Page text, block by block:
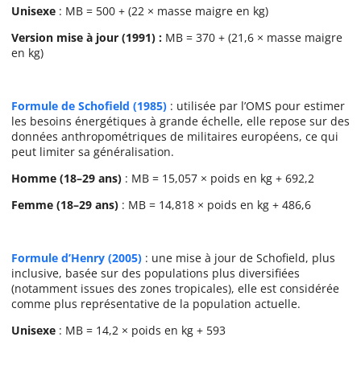
Unisexe : MB = 500 + (22 × masse maigre en kg)
Version mise à jour (1991) : MB = 370 + (21,6 × masse maigre
en kg)
Formule de Schofield (1985) : utilisée par l’OMS pour estimer
les besoins énergétiques à grande échelle, elle repose sur des
données anthropométriques de militaires européens, ce qui
peut limiter sa généralisation.
Homme (18–29 ans) : MB = 15,057 × poids en kg + 692,2
Femme (18–29 ans) : MB = 14,818 × poids en kg + 486,6
Formule d’Henry (2005) : une mise à jour de Schofield, plus
inclusive, basée sur des populations plus diversifiées
(notamment issues des zones tropicales), elle est considérée
comme plus représentative de la population actuelle.
Unisexe : MB = 14,2 × poids en kg + 593